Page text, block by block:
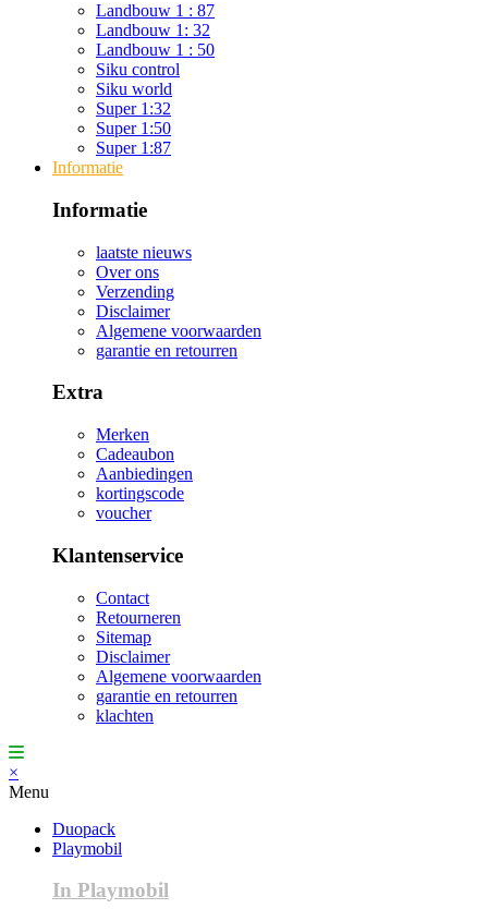
Landbouw 1 : 87
Landbouw 1: 32
Landbouw 1 : 50
Siku control
Siku world
Super 1:32
Super 1:50
Super 1:87
Informatie
Informatie
laatste nieuws
Over ons
Verzending
Disclaimer
Algemene voorwaarden
garantie en retourren
Extra
Merken
Cadeaubon
Aanbiedingen
kortingscode
voucher
Klantenservice
Contact
Retourneren
Sitemap
Disclaimer
Algemene voorwaarden
garantie en retourren
klachten
×
Menu
Duopack
Playmobil
In Playmobil